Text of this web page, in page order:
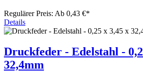
Regulärer Preis: Ab 0,43 €*
Details
Druckfeder - Edelstahl -
32,4mm